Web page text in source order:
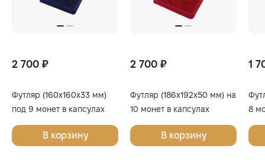
2 700 ₽
Футляр (160x160x33 мм)
под 9 монет в капсулах
(диаметр 44 мм), светло-
бордовыйВ корзину
2 700 ₽
Футляр (186x192x50 мм) на
10 монет в капсулах
(диаметр 46 мм), светло-
бордовыйВ корзину
1
8